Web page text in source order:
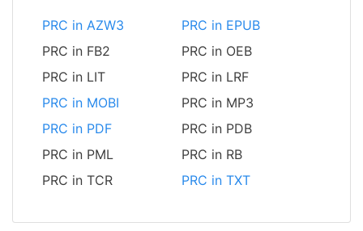
PRC in AZW3
PRC in EPUB
PRC in FB2
PRC in OEB
PRC in LIT
PRC in LRF
PRC in MOBI
PRC in MP3
PRC in PDF
PRC in PDB
PRC in PML
PRC in RB
PRC in TCR
PRC in TXT